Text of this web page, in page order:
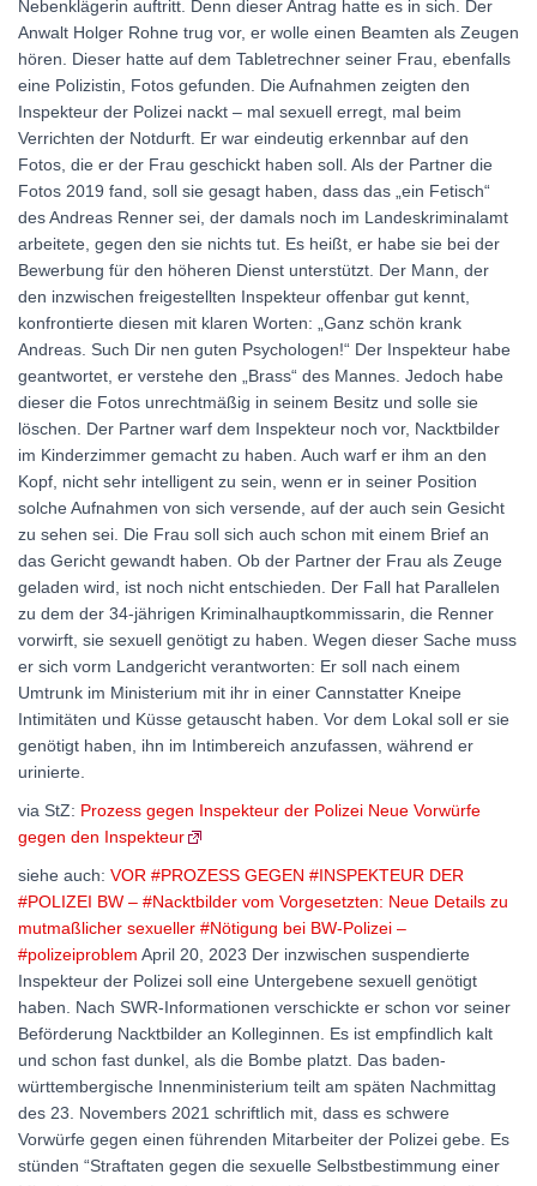
Nebenklägerin auftritt. Denn dieser Antrag hatte es in sich. Der
Anwalt Holger Rohne trug vor, er wolle einen Beamten als Zeugen
hören. Dieser hatte auf dem Tabletrechner seiner Frau, ebenfalls
eine Polizistin, Fotos gefunden. Die Aufnahmen zeigten den
Inspekteur der Polizei nackt – mal sexuell erregt, mal beim
Verrichten der Notdurft. Er war eindeutig erkennbar auf den
Fotos, die er der Frau geschickt haben soll. Als der Partner die
Fotos 2019 fand, soll sie gesagt haben, dass das „ein Fetisch“
des Andreas Renner sei, der damals noch im Landeskriminalamt
arbeitete, gegen den sie nichts tut. Es heißt, er habe sie bei der
Bewerbung für den höheren Dienst unterstützt. Der Mann, der
den inzwischen freigestellten Inspekteur offenbar gut kennt,
konfrontierte diesen mit klaren Worten: „Ganz schön krank
Andreas. Such Dir nen guten Psychologen!“ Der Inspekteur habe
geantwortet, er verstehe den „Brass“ des Mannes. Jedoch habe
dieser die Fotos unrechtmäßig in seinem Besitz und solle sie
löschen. Der Partner warf dem Inspekteur noch vor, Nacktbilder
im Kinderzimmer gemacht zu haben. Auch warf er ihm an den
Kopf, nicht sehr intelligent zu sein, wenn er in seiner Position
solche Aufnahmen von sich versende, auf der auch sein Gesicht
zu sehen sei. Die Frau soll sich auch schon mit einem Brief an
das Gericht gewandt haben. Ob der Partner der Frau als Zeuge
geladen wird, ist noch nicht entschieden. Der Fall hat Parallelen
zu dem der 34-jährigen Kriminalhauptkommissarin, die Renner
vorwirft, sie sexuell genötigt zu haben. Wegen dieser Sache muss
er sich vorm Landgericht verantworten: Er soll nach einem
Umtrunk im Ministerium mit ihr in einer Cannstatter Kneipe
Intimitäten und Küsse getauscht haben. Vor dem Lokal soll er sie
genötigt haben, ihn im Intimbereich anzufassen, während er
urinierte.
via StZ: Prozess gegen Inspekteur der Polizei Neue Vorwürfe
gegen den Inspekteur
siehe auch: VOR #PROZESS GEGEN #INSPEKTEUR DER
#POLIZEI BW – #Nacktbilder vom Vorgesetzten: Neue Details zu
mutmaßlicher sexueller #Nötigung bei BW-Polizei –
#polizeiproblem April 20, 2023 Der inzwischen suspendierte
Inspekteur der Polizei soll eine Untergebene sexuell genötigt
haben. Nach SWR-Informationen verschickte er schon vor seiner
Beförderung Nacktbilder an Kolleginnen. Es ist empfindlich kalt
und schon fast dunkel, als die Bombe platzt. Das baden-
württembergische Innenministerium teilt am späten Nachmittag
des 23. Novembers 2021 schriftlich mit, dass es schwere
Vorwürfe gegen einen führenden Mitarbeiter der Polizei gebe. Es
stünden “Straftaten gegen die sexuelle Selbstbestimmung einer